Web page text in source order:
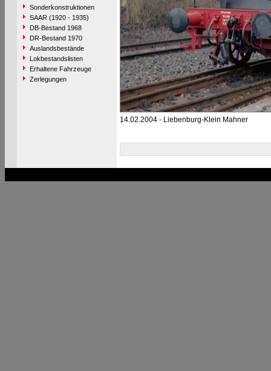
Sonderkonstruktionen
SAAR (1920 - 1935)
DB-Bestand 1968
DR-Bestand 1970
Auslandsbestände
Lokbestandslisten
Erhaltene Fahrzeuge
Zerlegungen
14.02.2004 - Liebenburg-Klein Mahner